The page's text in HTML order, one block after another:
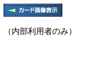
（内部利用者のみ）